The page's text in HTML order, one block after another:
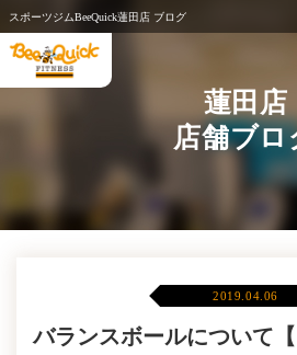
スポーツジムBeeQuick蓮田店 ブログ
蓮田店
店舗ブロ
2019.04.06
バランスボールについて